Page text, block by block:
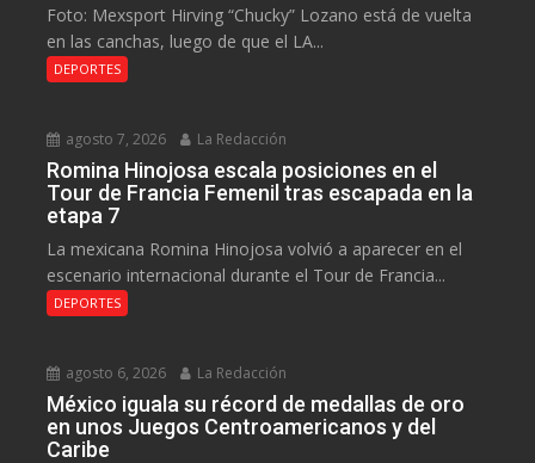
Foto: Mexsport Hirving “Chucky” Lozano está de vuelta
en las canchas, luego de que el LA...
DEPORTES
agosto 7, 2026 La Redacción
Romina Hinojosa escala posiciones en el
Tour de Francia Femenil tras escapada en la
etapa 7
La mexicana Romina Hinojosa volvió a aparecer en el
escenario internacional durante el Tour de Francia...
DEPORTES
agosto 6, 2026 La Redacción
México iguala su récord de medallas de oro
en unos Juegos Centroamericanos y del
Caribe